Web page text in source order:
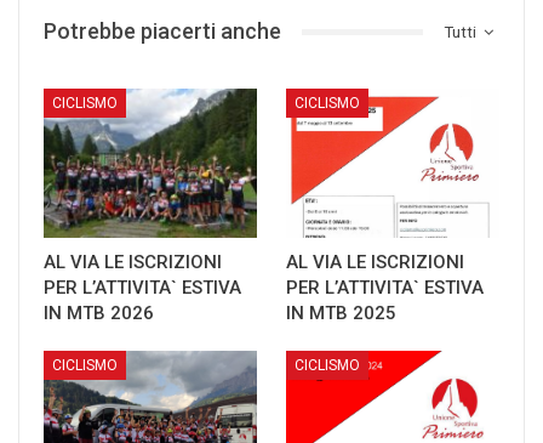
Tutti
Potrebbe piacerti anche
CICLISMO
AL VIA LE ISCRIZIONI
PER L’ATTIVITA` ESTIVA
IN MTB 2026
CICLISMO
AL VIA LE ISCRIZIONI
PER L’ATTIVITA` ESTIVA
IN MTB 2025
CICLISMO CICLISMO